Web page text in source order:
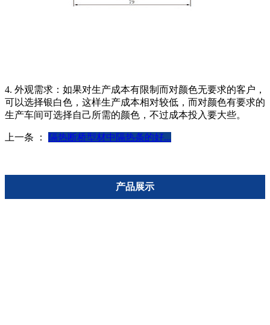
4. 外观需求：如果对生产成本有限制而对颜色无要求的客户，
可以选择银白色，这样生产成本相对较低，而对颜色有要求的
生产车间可选择自己所需的颜色，不过成本投入要大些。
上一条 ： 隔热断桥型材中隔热条的好...
产品展示